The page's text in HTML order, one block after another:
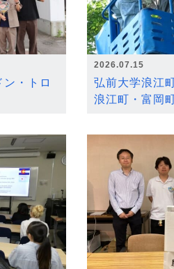
ン・トロ
2026.07.15
弘前大学浪江
浪江町・富岡